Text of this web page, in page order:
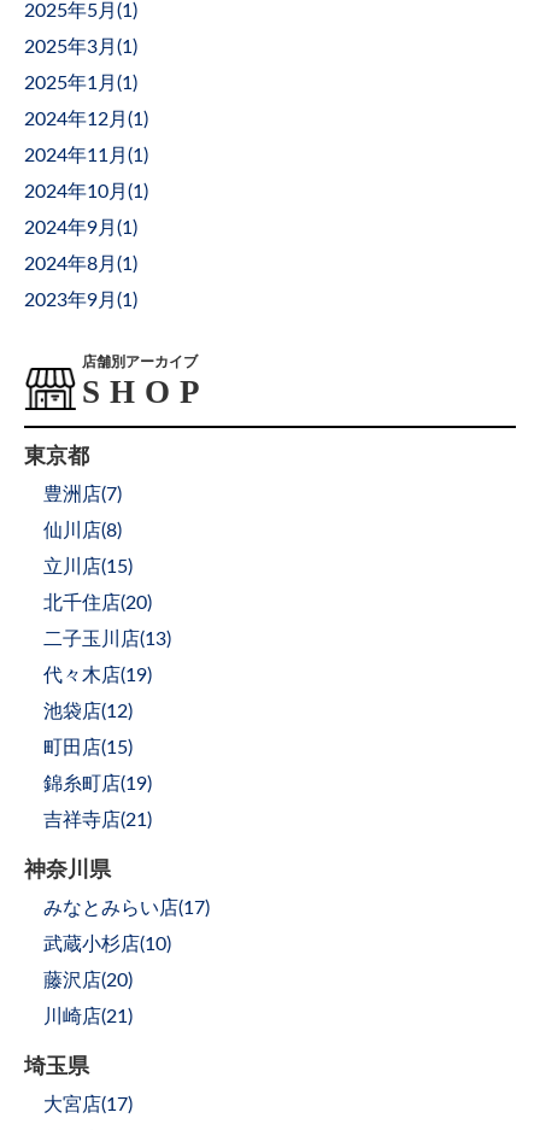
2025年5月(1)
2025年3月(1)
2025年1月(1)
2024年12月(1)
2024年11月(1)
2024年10月(1)
2024年9月(1)
2024年8月(1)
2023年9月(1)
店舗別アーカイブ
東京都
豊洲店(7)
仙川店(8)
立川店(15)
北千住店(20)
二子玉川店(13)
代々木店(19)
池袋店(12)
町田店(15)
錦糸町店(19)
吉祥寺店(21)
神奈川県
みなとみらい店(17)
武蔵小杉店(10)
藤沢店(20)
川崎店(21)
埼玉県
大宮店(17)